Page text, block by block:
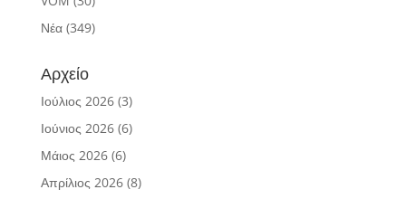
Νέα(349)
Αρχείο
Ιούλιος 2026(3)
Ιούνιος 2026(6)
Μάιος 2026(6)
Απρίλιος 2026(8)